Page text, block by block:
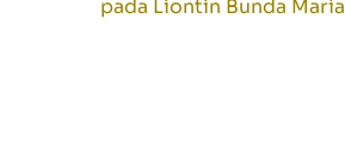
pada Liontin Bunda Maria